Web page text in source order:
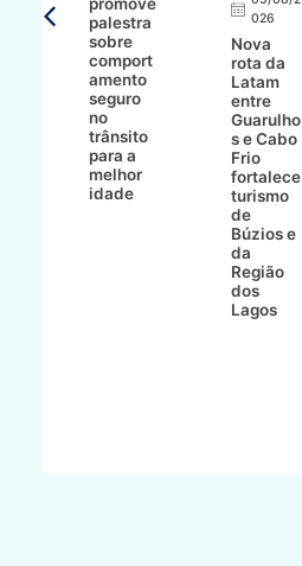
palestra
sobre
comport
amento
seguro
no
trânsito
para a
melhor
idade
026
Nova
rota da
Latam
entre
Guarulho
s e Cabo
Frio
fortalece
turismo
de
Búzios e
da
Região
dos
Lagos